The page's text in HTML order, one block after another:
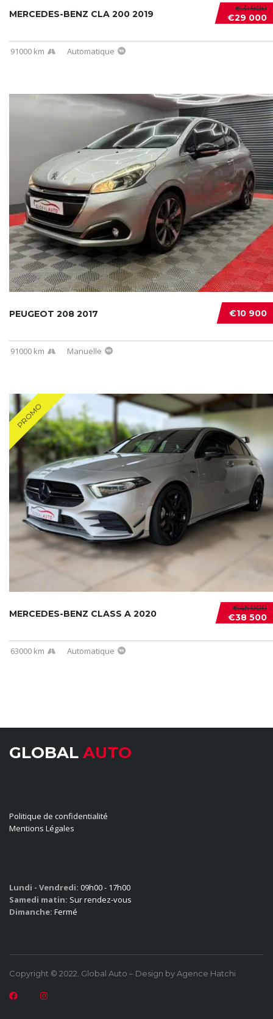
€31 900
€29 000
MERCEDES-BENZ CLA 200 2019
91000 km Automatique
€10 900
PEUGEOT 208 2017
91000 km Manuelle
PROMO
€45 000
€38 500
MERCEDES-BENZ CLASS A 2020
63000 km Automatique
GLOBAL AUTO
Politique de confidentialité
Mentions Légales
Lundi - Vendredi: 09h00 - 17h00
Samedi matin: Sur rendez-vous
Dimanche: Fermé
Copyright © 2022. Global Auto – Design by Agence Hatchi